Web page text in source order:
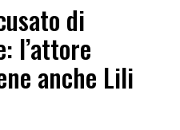
di
l’attore
anche Lili